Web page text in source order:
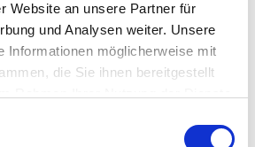
Website an unsere Partner für
und Analysen weiter. Unsere
Informationen möglicherweise mit
die Sie ihnen bereitgestellt